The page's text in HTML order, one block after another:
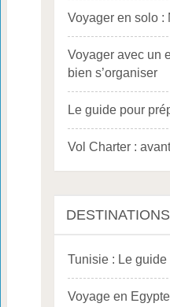
Voyager en solo :
Voyager avec un
bien s’organiser
Le guide pour
Vol Charter :
Tunisie : Le guide
Voyage en